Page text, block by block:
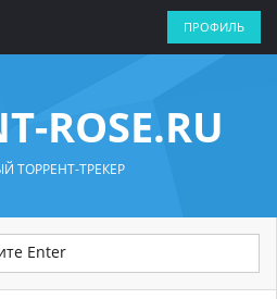
ПРОФИЛЬ
ROSE.RU
ТОРРЕНТ-ТРЕКЕР